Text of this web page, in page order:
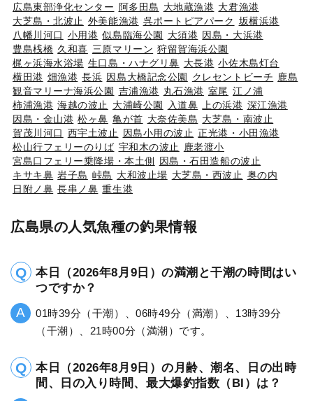
広島東部浄化センター 阿多田島 大地蔵漁港 大君漁港
大芝島・北波止 外美能漁港 呉ポートピアパーク 坂横浜港
八幡川河口 小用港 似島臨海公園 大須港 因島・大浜港
豊島桟橋 久和喜 三原マリーン 狩留賀海浜公園
梶ヶ浜海水浴場 生口島・ハナグリ鼻 大長港 小佐木島灯台
横田港 畑漁港 長浜 因島大橋記念公園 クレセントビーチ 鹿島
観音マリーナ海浜公園 吉浦漁港 丸石漁港 室尾 江ノ浦
柿浦漁港 海越の波止 大浦崎公園 入道鼻 上の浜港 深江漁港
因島・金山港 松ヶ鼻 亀が首 大奈佐美島 大芝島・南波止
賀茂川河口 西宇土波止 因島小用の波止 正光港・小田漁港
松山行フェリーのりば 宇和木の波止
鹿老渡小
宮島口フェリー乗降場・本土側 因島・石田造船の波止
キサキ鼻 岩子島 峠島 大和波止場 大芝島・西波止 奥の内
日附ノ鼻 長串ノ鼻 重生港
広島県の人気魚種の釣果情報
本日（2026年8月9日）の満潮と干潮の時間はい
つですか？
01時39分（干潮）、06時49分（満潮）、13時39分
（干潮）、21時00分（満潮）です。
本日（2026年8月9日）の月齢、潮名、日の出時
間、日の入り時間、最大爆釣指数（BI）は？